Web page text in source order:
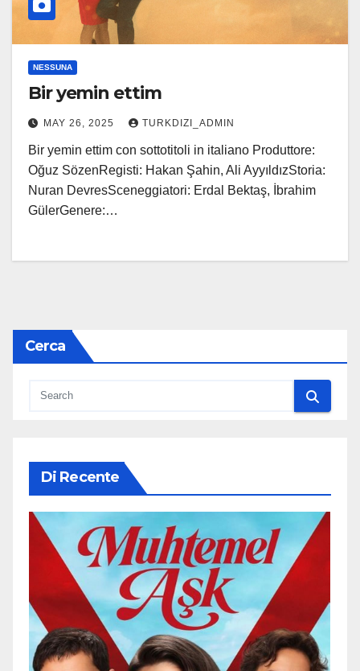
NESSUNA
Bir yemin ettim
MAY 26, 2025 TURKDIZI_ADMIN
Bir yemin ettim con sottotitoli in italiano Produttore:
Oğuz SözenRegisti: Hakan Şahin, Ali AyyıldızStoria:
Nuran DevresSceneggiatori: Erdal Bektaş, İbrahim
GülerGenere:…
Cerca
Di Recente